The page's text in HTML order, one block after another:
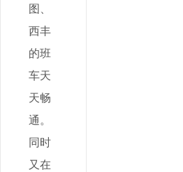
图、
西丰
的班
车天
天畅
通。
同时
又在